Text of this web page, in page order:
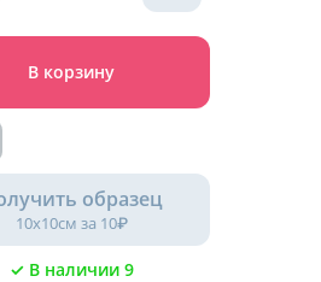
В корзину
образец
10х10см за 10₽
✓ В наличии 9